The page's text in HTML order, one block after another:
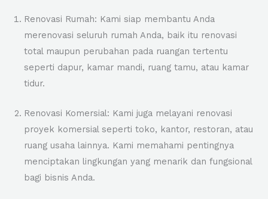
Renovasi Rumah: Kami siap membantu Anda
merenovasi seluruh rumah Anda, baik itu renovasi
total maupun perubahan pada ruangan tertentu
seperti dapur, kamar mandi, ruang tamu, atau kamar
tidur.
Renovasi Komersial: Kami juga melayani renovasi
proyek komersial seperti toko, kantor, restoran, atau
ruang usaha lainnya. Kami memahami pentingnya
menciptakan lingkungan yang menarik dan fungsional
bagi bisnis Anda.